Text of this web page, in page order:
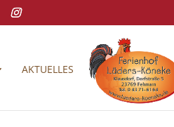
AKTUELLES